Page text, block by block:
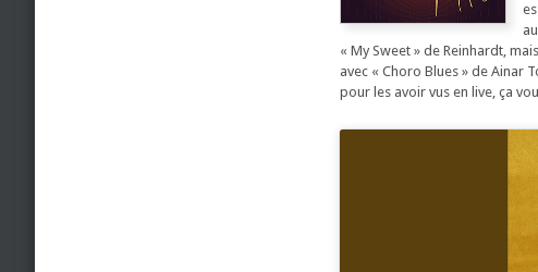
« My Sweet » de Reinhardt,
avec « Choro Blues » de Ainar
pour les avoir vus en live, ça